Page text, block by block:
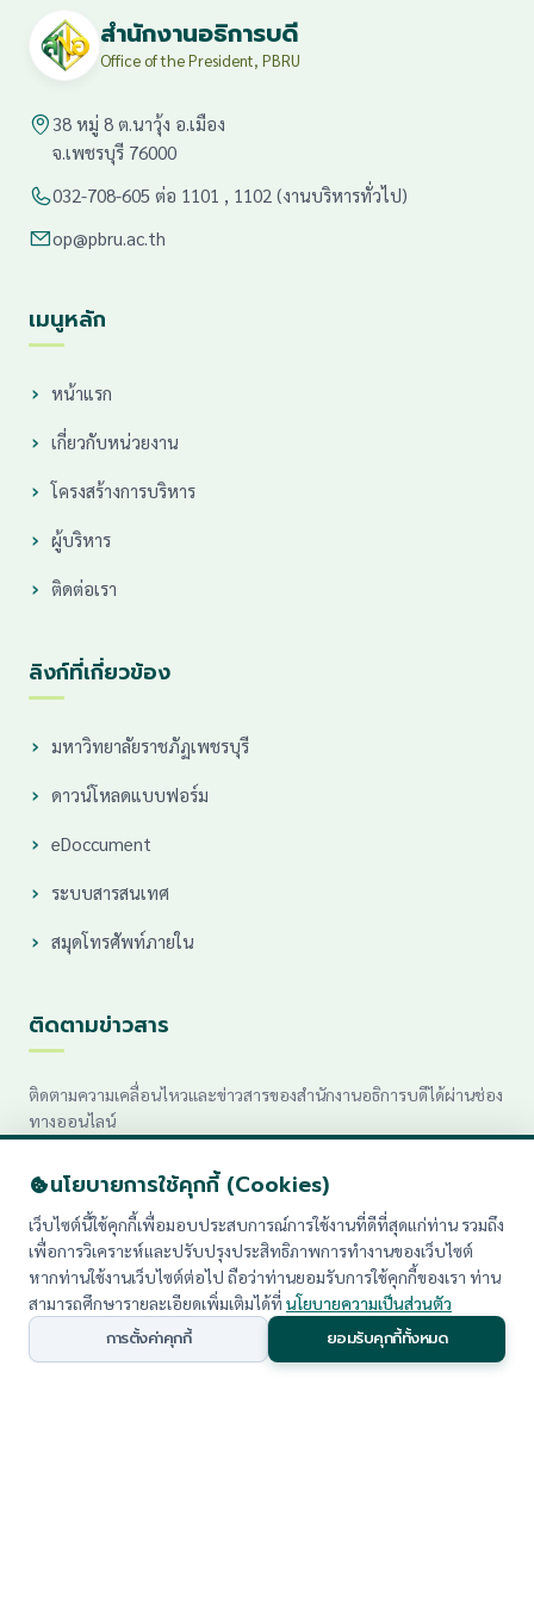
สำนักงานอธิการบดี
Office of the President, PBRU
38 หมู่ 8 ต.นาวุ้ง อ.เมือง
จ.เพชรบุรี 76000
032-708-605 ต่อ 1101 , 1102 (งานบริหารทั่วไป)
op@pbru.ac.th
เมนูหลัก
หน้าแรก
เกี่ยวกับหน่วยงาน
โครงสร้างการบริหาร
ผู้บริหาร
ติดต่อเรา
ลิงก์ที่เกี่ยวข้อง
มหาวิทยาลัยราชภัฏเพชรบุรี
ดาวน์โหลดแบบฟอร์ม
eDoccument
ระบบสารสนเทศ
สมุดโทรศัพท์ภายใน
ติดตามข่าวสาร
ติดตามความเคลื่อนไหวและข่าวสารของสำนักงานอธิการบดีได้ผ่านช่อง
ทางออนไลน์
© 2026 สำนักงานอธิการบดี มหาวิทยาลัยราชภัฏเพชรบุรี. All rights
reserved.
นโยบายความเป็นส่วนตัว (PDPA)
แผนผังเว็บไซต์ (Sitemap)
นโยบายการใช้คุกกี้ (Cookies)
เว็บไซต์นี้ใช้คุกกี้เพื่อมอบประสบการณ์การใช้งานที่ดีที่สุดแก่ท่าน รวมถึง
เพื่อการวิเคราะห์และปรับปรุงประสิทธิภาพการทำงานของเว็บไซต์
หากท่านใช้งานเว็บไซต์ต่อไป ถือว่าท่านยอมรับการใช้คุกกี้ของเรา ท่าน
สามารถศึกษารายละเอียดเพิ่มเติมได้ที่ นโยบายความเป็นส่วนตัว
การตั้งค่าคุกกี้ ยอมรับคุกกี้ทั้งหมด